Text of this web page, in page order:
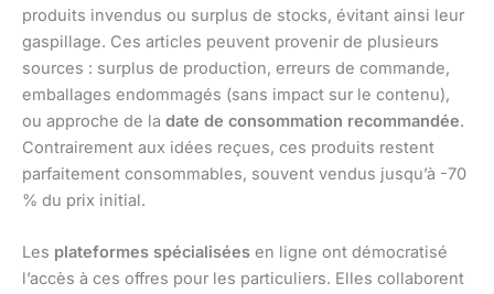
produits invendus ou surplus de stocks, évitant ainsi leur
gaspillage. Ces articles peuvent provenir de plusieurs
sources : surplus de production, erreurs de commande,
emballages endommagés (sans impact sur le contenu),
ou approche de la date de consommation recommandée.
Contrairement aux idées reçues, ces produits restent
parfaitement consommables, souvent vendus jusqu’à -70
% du prix initial.
Les plateformes spécialisées en ligne ont démocratisé
l’accès à ces offres pour les particuliers. Elles collaborent